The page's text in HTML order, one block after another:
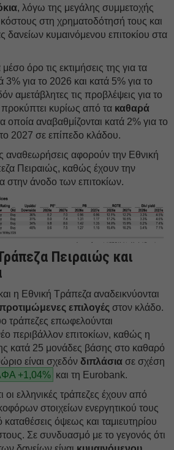
, λόγω της μεγάλης συμμετοχής
στη χρηματοδότησή τους και
κυμαινόμενου επιτοκίου στα
όρο τις εκτιμήσεις της για τα
3% για το 2026 και κατά 5% για το
αμετάβλητες τις προβλέψεις για το
κυρίως από τα καθαρά
οποία αναβαθμίζονται κατά 2% για το
2027 σε επίπεδο κλάδου.
αναθεωρήσεις αφορούν την Εθνική
Πειραιώς, καθώς έχουν την
στην άνοδο των επιτοκίων.
Πειραιώς και
η Εθνική Τράπεζα αναδεικνύονται
επιλογές στον κλάδο.
τράπεζες επωφελούνται
περιβάλλον επιτοκίων, καθώς η
κατά 25 μονάδες βάσης στο καθαρό
είναι σχεδόν διπλάσια σε σχέση
+1,04% και τη Eurobank.
οι ελληνικές τράπεζες έχουν από
στοιχείων ενεργητικού τους
όψεως και ταμιευτηρίου
Σε συνδυασμό με το γεγονός ότι